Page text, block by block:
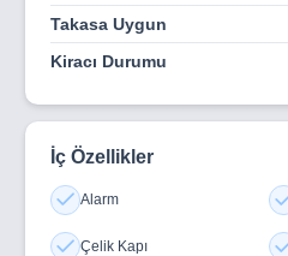
Takasa Uygun
Kiracı Durumu
İç Özellikler
Alarm
Çelik Kapı